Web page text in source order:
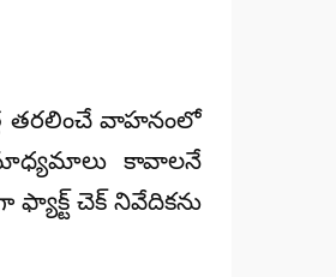
తరలించే వాహనంలో
కావాలనే
ఫ్యాక్ట్ చెక్ నివేదికను